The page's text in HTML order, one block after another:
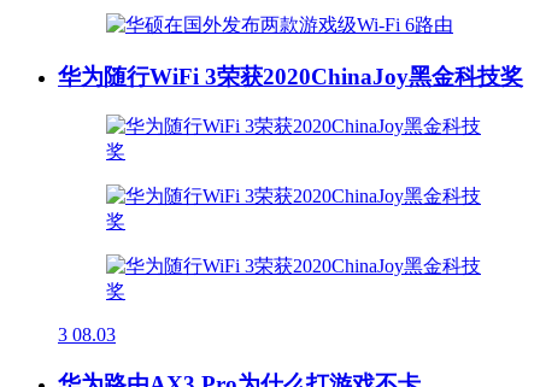
华为随行WiFi 3荣获2020ChinaJoy黑金科技奖
3 08.03